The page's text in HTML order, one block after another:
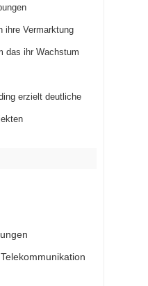
ihre Vermarktung
das ihr Wachstum
erzielt deutliche